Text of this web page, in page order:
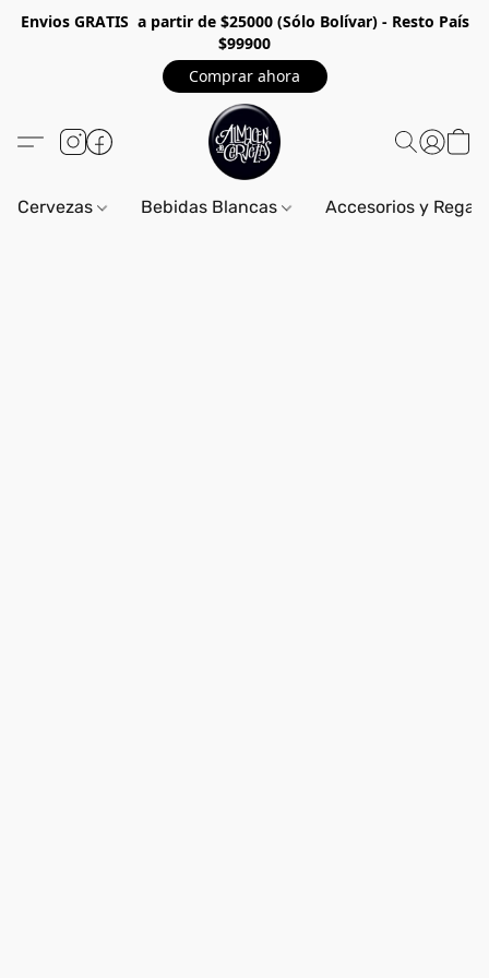
Envios GRATIS a partir de $25000 (Sólo Bolívar) - Resto País
$99900
Comprar ahora
Cervezas Bebidas Blancas Accesorios y